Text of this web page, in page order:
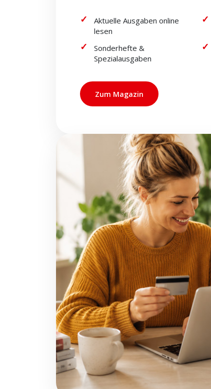
Aktuelle Ausgaben online
lesen
Sonderhefte &
Spezialausgaben
Zum Magazin